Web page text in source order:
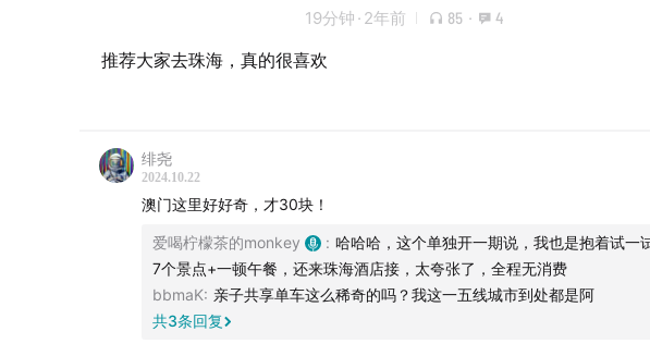
19分钟 · 2年前 85 · 4
推荐大家去珠海，真的很喜欢
绯尧
2024.10.22
澳门这里好好奇，才30块！
爱喝柠檬茶的monkey : 哈哈哈，这个单独开一期说，我也是抱着试一
7个景点+一顿午餐，还来珠海酒店接，太夸张了，全程无消费
bbmaK: 亲子共享单车这么稀奇的吗？我这一五线城市到处都是阿
共3条回复